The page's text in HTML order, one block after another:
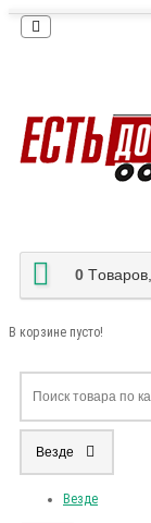
0 Tоваров,
В корзине пусто!
Везде
Везде